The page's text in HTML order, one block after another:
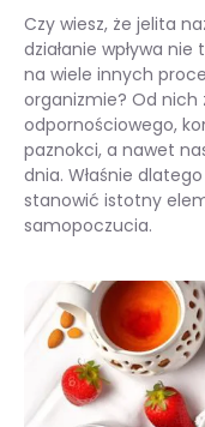
Czy wiesz, że jelita
działanie wpływa
na wiele innych
organizmie? Od nich
odpornościowego,
paznokci, a nawet
dnia. Właśnie
stanowić istotny
samopoczucia.